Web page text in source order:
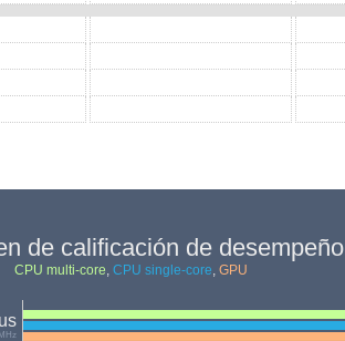
de calificación de desempeño
CPU multi-core, CPU single-core, GPU